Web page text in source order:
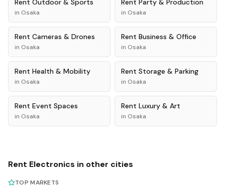
Rent Outdoor & Sports
in Osaka
Rent Party & Production
in Osaka
Rent Cameras & Drones
in Osaka
Rent Business & Office
in Osaka
Rent Health & Mobility
in Osaka
Rent Storage & Parking
in Osaka
Rent Event Spaces
in Osaka
Rent Luxury & Art
in Osaka
Rent Electronics in other cities
TOP MARKETS